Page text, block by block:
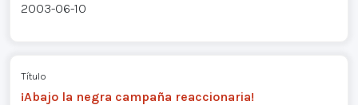
2003-06-10
Título
¡Abajo la negra campaña reaccionaria!